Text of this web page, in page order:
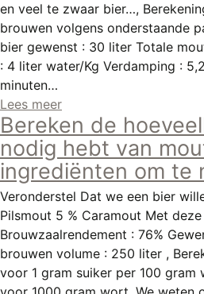
en veel te zwaar bier…,
brouwen volgens onderstaande
bier gewenst : 30 liter Totale
: 4 liter water/Kg Verdamping :
minuten…
Lees meer
Bereken de
nodig hebt van
ingrediënten om te
Veronderstel Dat we een bier
Pilsmout 5 % Caramout Met
Brouwzaalrendement : 76%
brouwen volume : 250 liter ,
voor 1 gram suiker per 100 gram